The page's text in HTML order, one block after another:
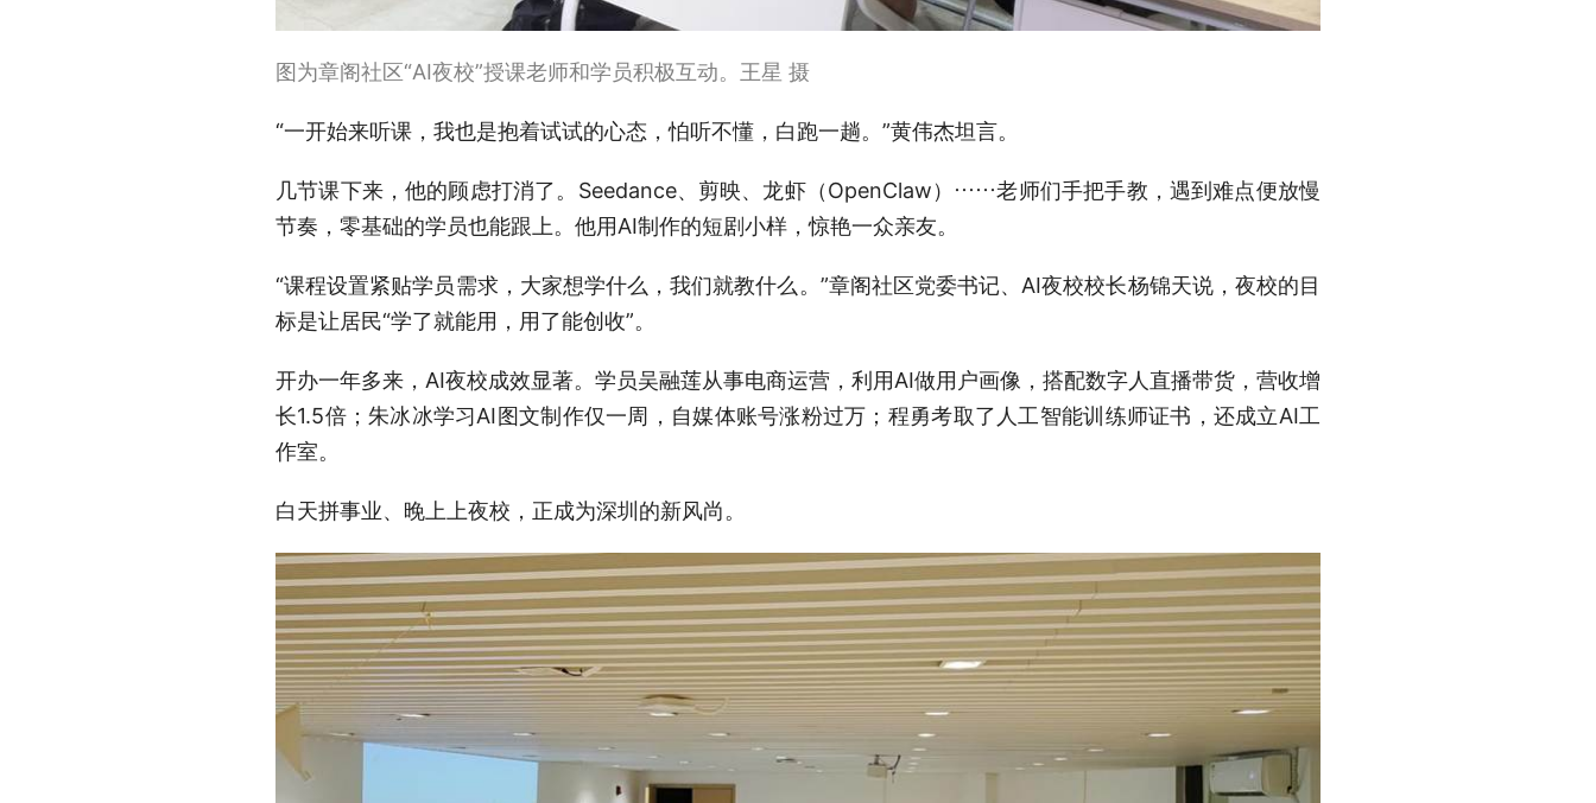
图为章阁社区“AI夜校”授课老师和学员积极互动。王星 摄
“一开始来听课，我也是抱着试试的心态，怕听不懂，白跑一趟。”黄伟杰坦言。
几节课下来，他的顾虑打消了。Seedance、剪映、龙虾（OpenClaw）……老师们手把手教，遇到难点便放慢
节奏，零基础的学员也能跟上。他用AI制作的短剧小样，惊艳一众亲友。
“课程设置紧贴学员需求，大家想学什么，我们就教什么。”章阁社区党委书记、AI夜校校长杨锦天说，夜校的目
标是让居民“学了就能用，用了能创收”。
开办一年多来，AI夜校成效显著。学员吴融莲从事电商运营，利用AI做用户画像，搭配数字人直播带货，营收增
长1.5倍；朱冰冰学习AI图文制作仅一周，自媒体账号涨粉过万；程勇考取了人工智能训练师证书，还成立AI工
作室。
白天拼事业、晚上上夜校，正成为深圳的新风尚。